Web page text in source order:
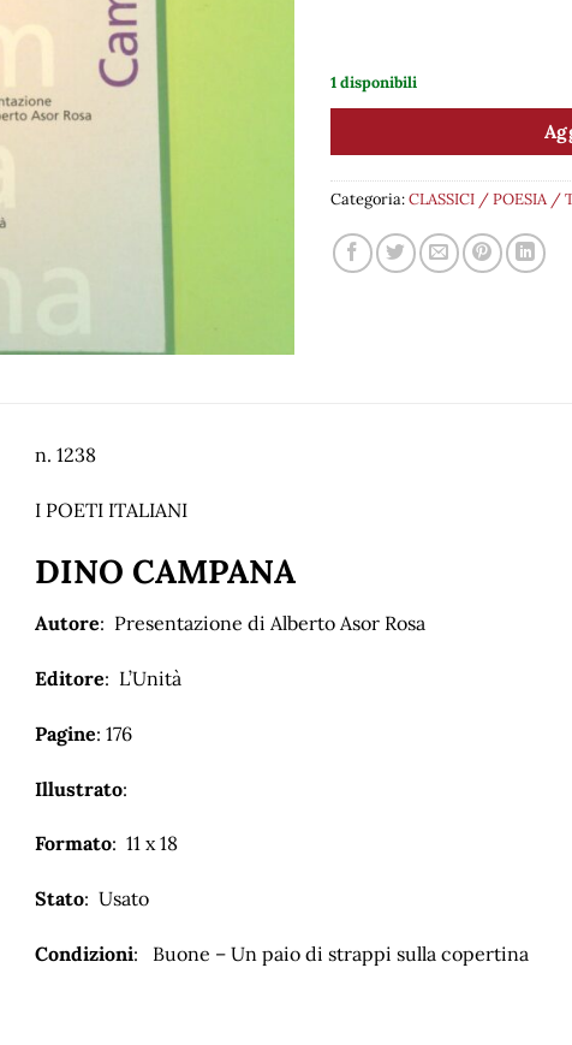
1 disponibili
Categoria:CLASSICI / POESIA /
n. 1238
I POETI ITALIANI
DINO CAMPANA
Autore: Presentazione di Alberto Asor Rosa
Editore: L’Unità
Pagine: 176
Illustrato:
Formato: 11 x 18
Stato: Usato
Condizioni: Buone – Un paio di strappi sulla copertina